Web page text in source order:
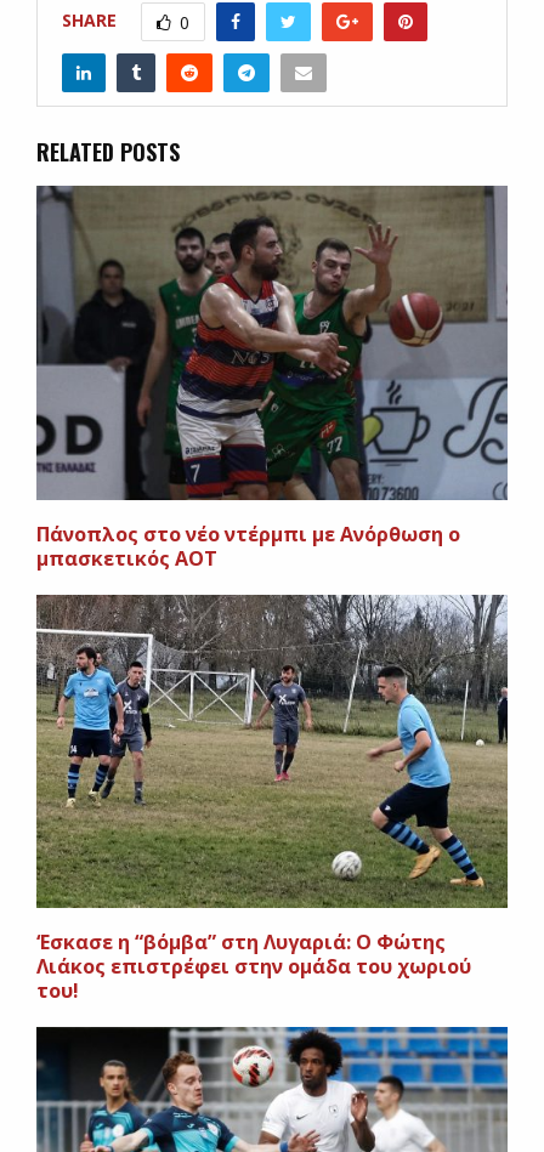
SHARE 0
RELATED POSTS
Πάνοπλος στο νέο ντέρμπι με Ανόρθωση ο
μπασκετικός ΑΟΤ
‘Εσκασε η “βόμβα” στη Λυγαριά: Ο Φώτης
Λιάκος επιστρέφει στην ομάδα του χωριού
του!